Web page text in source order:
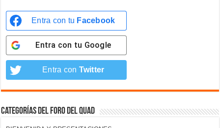
Entra con tu Facebook
Entra con tu Google
Entra con Twitter
Categorías del foro del Quad